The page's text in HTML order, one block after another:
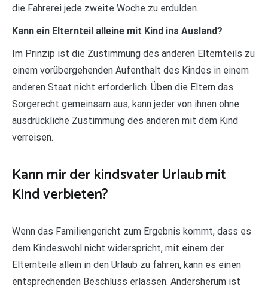
die Fahrerei jede zweite Woche zu erdulden.
Kann ein Elternteil alleine mit Kind ins Ausland?
Im Prinzip ist die Zustimmung des anderen Elternteils zu
einem vorübergehenden Aufenthalt des Kindes in einem
anderen Staat nicht erforderlich. Üben die Eltern das
Sorgerecht gemeinsam aus, kann jeder von ihnen ohne
ausdrückliche Zustimmung des anderen mit dem Kind
verreisen.
Kann mir der kindsvater Urlaub mit
Kind verbieten?
Wenn das Familiengericht zum Ergebnis kommt, dass es
dem Kindeswohl nicht widerspricht, mit einem der
Elternteile allein in den Urlaub zu fahren, kann es einen
entsprechenden Beschluss erlassen. Andersherum ist